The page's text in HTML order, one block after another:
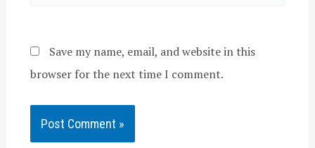
Save my name, email, and website in this
browser for the next time I comment.